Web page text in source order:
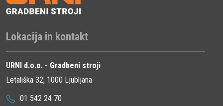
Lokacija in kontakt
URNI d.o.o. - Gradbeni stroji
Letališka 32, 1000 Ljubljana
01 542 24 70